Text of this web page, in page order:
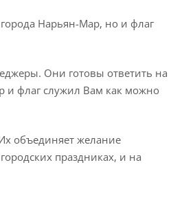
Нарьян-Мар, но и флаг
Они готовы ответить на
и флаг служил Вам как можно
объединяет желание
праздниках, и на